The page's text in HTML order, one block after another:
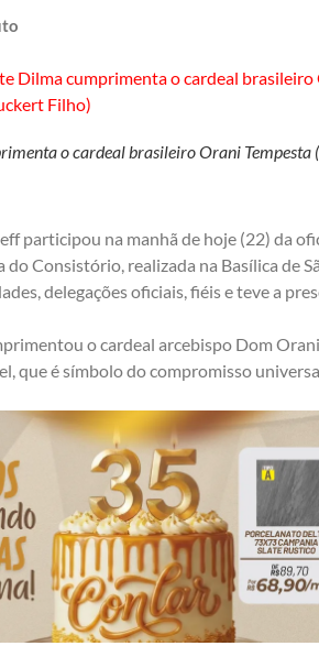
o cardeal brasileiro Orani Tempesta
participou na manhã de hoje (22) da
do Consistório, realizada na Basílica de
delegações oficiais, fiéis e teve a
o cardeal arcebispo Dom
que é símbolo do compromisso